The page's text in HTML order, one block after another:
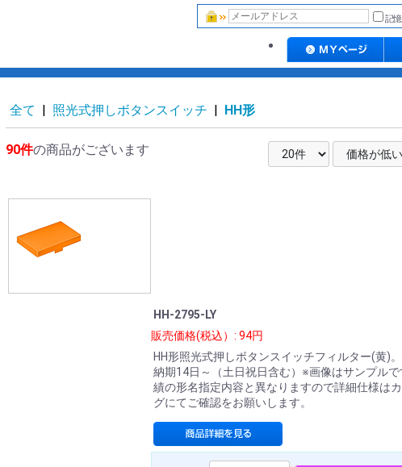
記憶
全て | 照光式押しボタンスイッチ | HH形
90件の商品がございます
HH-2795-LY
販売価格(税込）: 94円
HH形照光式押しボタンスイッチフィルター(黄)
納期14日～（土日祝日含む）※画像はサンプルで
績の形名指定内容と異なりますので詳細仕様は
グにてご確認をお願いします。